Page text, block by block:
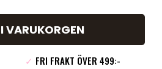
VARUKORGEN
✓ FRI FRAKT ÖVER 499:-